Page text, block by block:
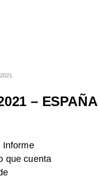
– ESPAÑA
Informe
que cuenta